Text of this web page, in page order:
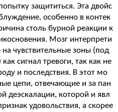
защититься. Эта двойс
особенно в контек
столь бурной реакции к
Мозг интерпрети
на чувствительные зоны (под
сигнал тревоги, так как не
и последствия. В этот мо
цепи, отвечающие и за пан
деэскалации, которой и явл
удовольствия, а скорее